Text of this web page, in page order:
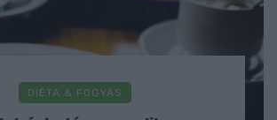
DIÉTA & FOGYÁS